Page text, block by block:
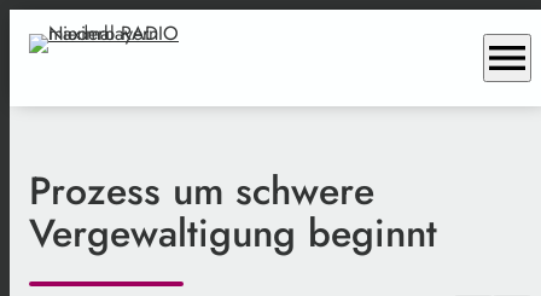
menu
Prozess um schwere
Vergewaltigung beginnt